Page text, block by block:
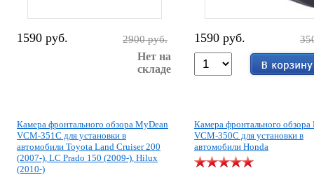
1590 руб. 2900 руб.
Нет на
складе
1590 руб.
Камера фронтального обзора MyDean
VCM-351С для установки в
автомобили Toyota Land Cruiser 200
(2007-), LC Prado 150 (2009-), Hilux
(2010-)
Камера фронтального обзора
VCM-350С для установки в
автомобили Honda